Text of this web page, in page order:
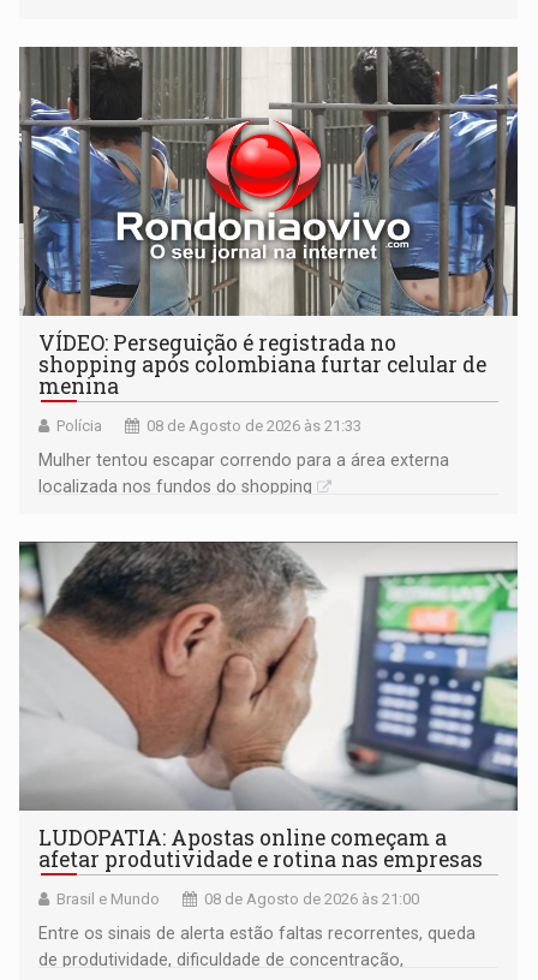
VÍDEO: Perseguição é registrada no
shopping após colombiana furtar celular de
menina
Polícia 08 de Agosto de 2026 às 21:33
Mulher tentou escapar correndo para a área externa
localizada nos fundos do shopping
LUDOPATIA: Apostas online começam a
afetar produtividade e rotina nas empresas
Brasil e Mundo 08 de Agosto de 2026 às 21:00
Entre os sinais de alerta estão faltas recorrentes, queda
de produtividade, dificuldade de concentração,